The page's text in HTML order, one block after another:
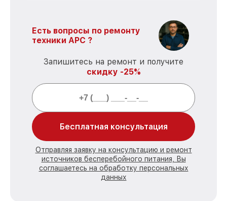
Есть вопросы по ремонту
техники APC ?
Запишитесь на ремонт и получите
скидку -25%
Бесплатная консультация
Отправляя заявку на консультацию и ремонт
источников бесперебойного питания, Вы
соглашаетесь на обработку персональных
данных